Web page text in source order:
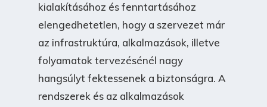
kialakításához és fenntartásához
elengedhetetlen, hogy a szervezet már
az infrastruktúra, alkalmazások, illetve
folyamatok tervezésénél nagy
hangsúlyt fektessenek a biztonságra. A
rendszerek és az alkalmazások